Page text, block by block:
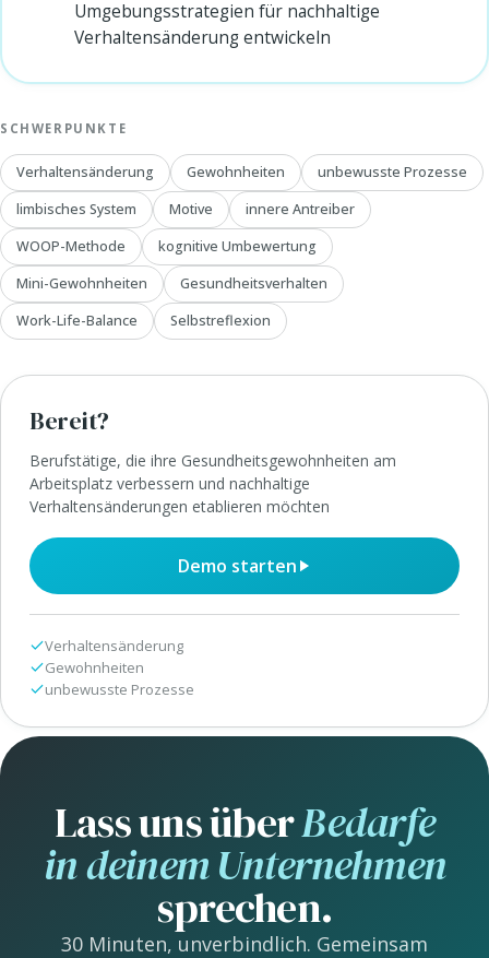
Umgebungsstrategien für nachhaltige
Verhaltensänderung entwickeln
SCHWERPUNKTE
Verhaltensänderung Gewohnheiten
unbewusste Prozesse
limbisches System
Motive
innere Antreiber
WOOP-Methode
kognitive Umbewertung
Mini-Gewohnheiten
Gesundheitsverhalten
Work-Life-Balance
Selbstreflexion
Bereit?
Berufstätige, die ihre Gesundheitsgewohnheiten am
Arbeitsplatz verbessern und nachhaltige
Verhaltensänderungen etablieren möchten
Demo starten
Verhaltensänderung
Gewohnheiten
unbewusste Prozesse
Lass uns überBedarfe
in deinem Unternehmen
sprechen.
30 Minuten, unverbindlich. Gemeinsam